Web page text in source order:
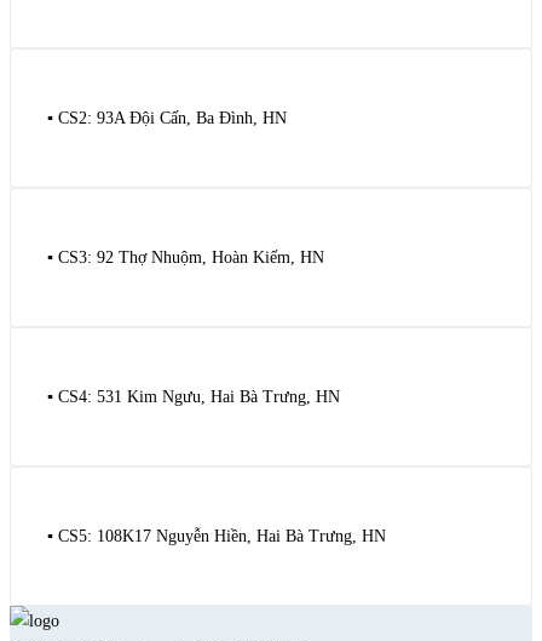
▪️ CS2: 93A Đội Cấn, Ba Đình, HN
▪️ CS3: 92 Thợ Nhuộm, Hoàn Kiếm, HN
▪️ CS4: 531 Kim Ngưu, Hai Bà Trưng, HN
▪️ CS5: 108K17 Nguyễn Hiền, Hai Bà Trưng, HN